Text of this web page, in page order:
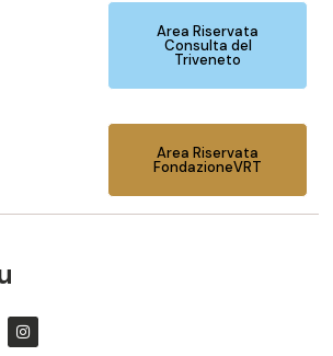
Area Riservata
Consulta del
Triveneto
Area Riservata
FondazioneVRT